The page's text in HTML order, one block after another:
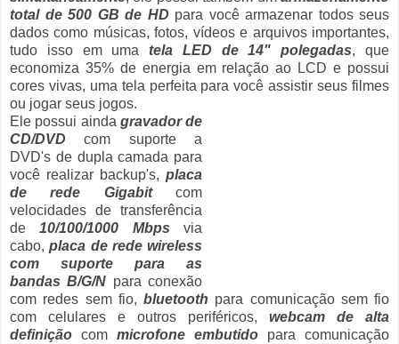
total de 500 GB de HD para você armazenar todos seus
dados como músicas, fotos, vídeos e arquivos importantes,
tudo isso em umatela LED de 14" polegadas, que
economiza 35% de energia em relação ao LCD e possui
cores vivas, uma tela perfeita para você assistir seus filmes
ou jogar seus jogos.
Ele possui ainda gravador de
CD/DVD com suporte a
DVD's de dupla camada para
você realizar backup's, placa
de rede Gigabit com
velocidades de transferência
de10/100/1000 Mbps via
cabo,placa de rede wireless
com suporte para as
bandas B/G/N para conexão
com redes sem fio, bluetooth para comunicação sem fio
com celulares e outros periféricos, webcam de alta
definição com microfone embutido para comunicação